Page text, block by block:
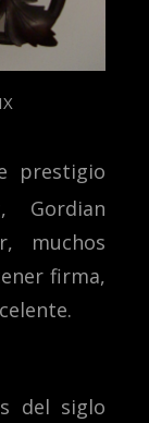
prestigio
Gordian
muchos
firma,
del siglo